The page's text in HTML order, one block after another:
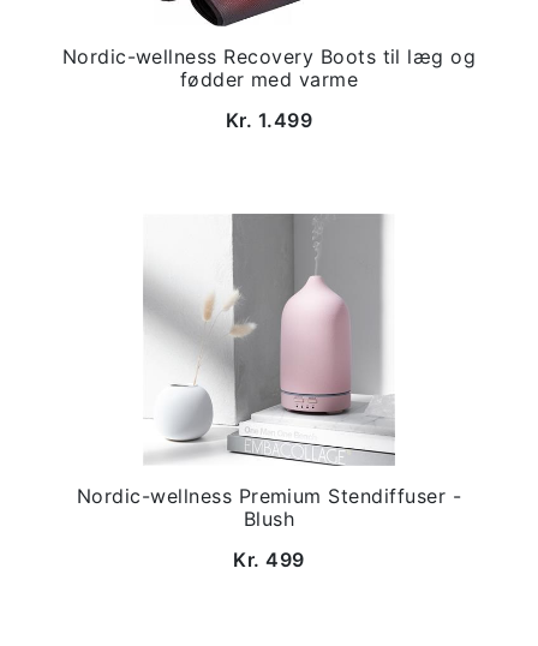
Nordic-wellness Recovery Boots til læg og
fødder med varme
Kr. 1.499
Nordic-wellness Premium Stendiffuser -
Blush
Kr. 499